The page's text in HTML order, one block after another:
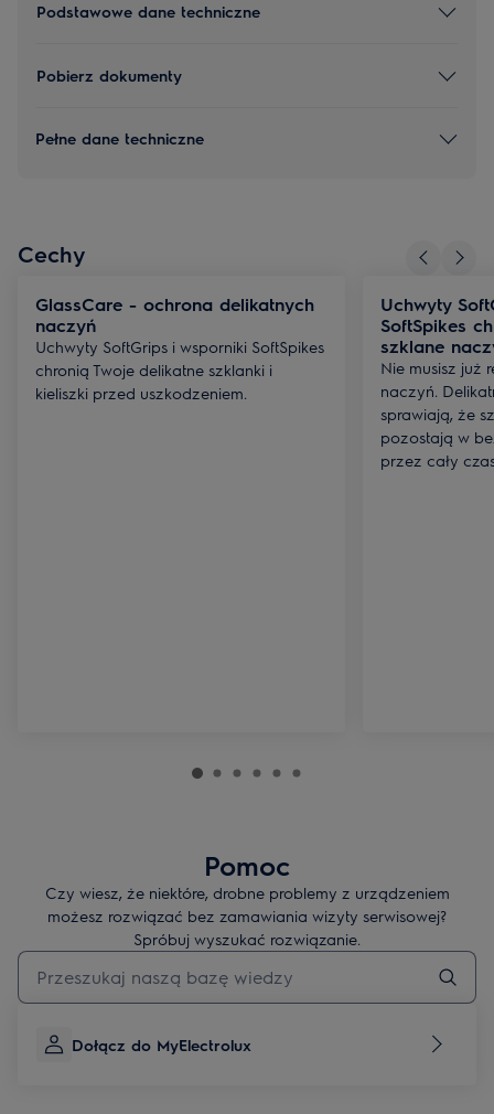
Podstawowe dane techniczne
Pobierz dokumenty
Pełne dane techniczne
Cechy
GlassCare - ochrona delikatnych
naczyń
Uchwyty SoftGrips i wsporniki SoftSpikes
chronią Twoje delikatne szklanki i
kieliszki przed uszkodzeniem.
Uchwyty
SoftSpikes
szklane
Nie musisz już
naczyń.
sprawiają, że
pozostają w
przez cały
Pomoc
Czy wiesz, że niektóre, drobne problemy z urządzeniem
możesz rozwiązać bez zamawiania wizyty serwisowej?
Spróbuj wyszukać rozwiązanie.
Wpisz, aby wyszukać artykuł dotyczący pomocy
Dołącz do MyElectrolux